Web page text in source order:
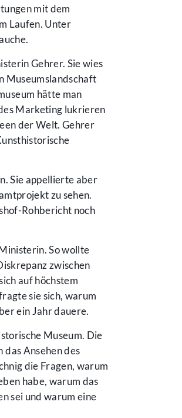
mit dem
Laufen. Unter
Gehrer. Sie wies
Museumslandschaft
hätte man
Marketing lukrieren
der Welt. Gehrer
Sie appellierte aber
zu sehen.
Rohbericht noch
So wollte
zwischen
auf höchstem
sie sich, warum
ein Jahr dauere.
Museum. Die
Ansehen des
die Fragen, warum
habe, warum das
sei und warum eine